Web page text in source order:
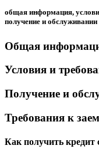
общая информация,
получение и обслуживании
Общая
Условия и
Получение и
Требования к
Как получить кредит